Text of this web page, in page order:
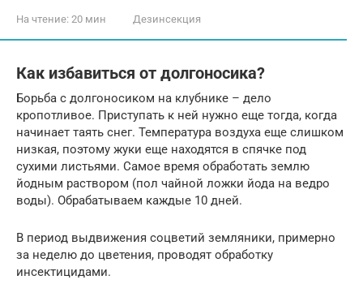
На чтение: 20 мин Дезинсекция
Как избавиться от долгоносика?
Борьба с долгоносиком на клубнике – дело
кропотливое. Приступать к ней нужно еще тогда, когда
начинает таять снег. Температура воздуха еще слишком
низкая, поэтому жуки еще находятся в спячке под
сухими листьями. Самое время обработать землю
йодным раствором (пол чайной ложки йода на ведро
воды). Обрабатываем каждые 10 дней.
В период выдвижения соцветий земляники, примерно
за неделю до цветения, проводят обработку
инсектицидами.